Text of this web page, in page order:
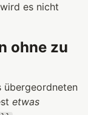
es nicht
ohne zu
übergeordneten
etwas